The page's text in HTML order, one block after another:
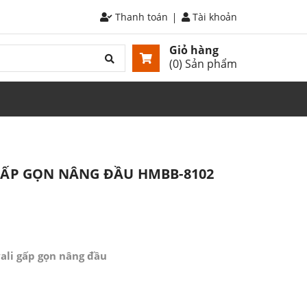
Tài khoản
Thanh toán
Giỏ hàng
(0) Sản phẩm
GỌN NÂNG ĐẦU HMBB-8102
gấp gọn nâng đầu